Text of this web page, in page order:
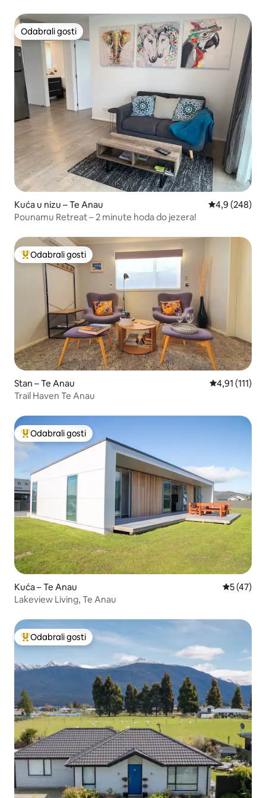
Odabrali gosti
Odabrali gosti
Kuća u nizu – Te Anau Prosječna
4,9 (248)
Pounamu Retreat – 2 minute hoda do jezera!
Među najviše rangiranima s oznakom „Odabrali gosti”
Odabrali gosti
Stan – Te Anau Prosječna
4,91 (111)
Trail Haven Te Anau
Među najviše rangiranima s oznakom „Odabrali gosti”
Odabrali gosti
Kuća – Te Anau Prosječna
5 (47)
Lakeview Living, Te Anau
Među najviše rangiranima s oznakom „Odabrali gosti”
Odabrali gosti